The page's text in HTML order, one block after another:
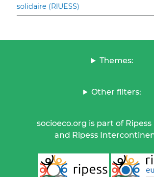
solidaire (RIUESS)
Themes:
Other filters:
socioeco.org is part of Ripess
and Ripess